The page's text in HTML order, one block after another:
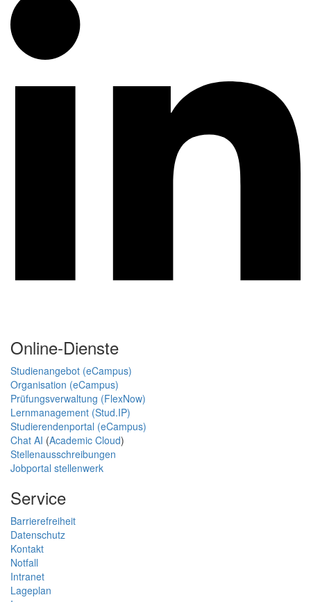
Online-Dienste
Studienangebot (eCampus)
Organisation (eCampus)
Prüfungsverwaltung (FlexNow)
Lernmanagement (Stud.IP)
Studierendenportal (eCampus)
Chat AI (Academic Cloud)
Stellenausschreibungen
Jobportal stellenwerk
Service
Barrierefreiheit
Datenschutz
Kontakt
Notfall
Intranet
Lageplan